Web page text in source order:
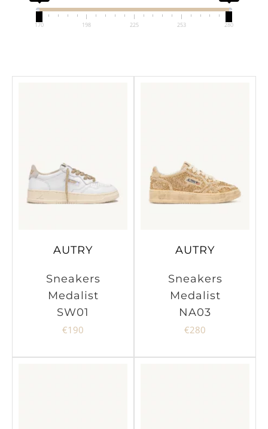
AUTRY
Sneakers
Medalist
SW01
€190
AUTRY
Sneakers
Medalist
NA03
€280
170 198 225 253 280